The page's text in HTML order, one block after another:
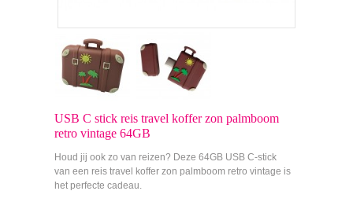
USB C stick reis travel koffer zon palmboom
retro vintage 64GB
Houd jij ook zo van reizen? Deze 64GB USB C-stick
van een reis travel koffer zon palmboom retro vintage is
het perfecte cadeau.